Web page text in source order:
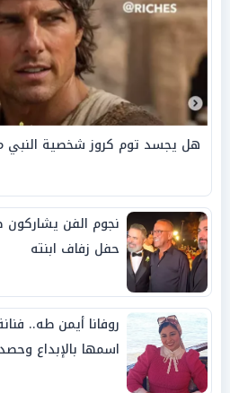
هل يجسد توم كروز شخصية النبي
نجوم الفن
حفل زفاف ابنته
روفانا أيمن طه..
اسمها بالإبداع